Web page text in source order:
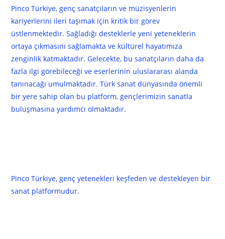
Pinco Türkiye, genç sanatçıların ve müzisyenlerin
kariyerlerini ileri taşımak için kritik bir görev
üstlenmektedir. Sağladığı desteklerle yeni yeteneklerin
ortaya çıkmasını sağlamakta ve kültürel hayatımıza
zenginlik katmaktadır. Gelecekte, bu sanatçıların daha da
fazla ilgi görebileceği ve eserlerinin uluslararası alanda
tanınacağı umulmaktadır. Türk sanat dünyasında önemli
bir yere sahip olan bu platform, gençlerimizin sanatla
buluşmasına yardımcı olmaktadır.
Pinco Türkiye, genç yetenekleri keşfeden ve destekleyen bir
sanat platformudur.